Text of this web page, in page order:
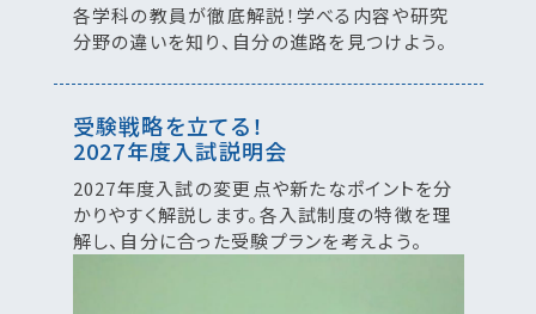
各学科の教員が徹底解説！学べる内容や研究
分野の違いを知り、自分の進路を見つけよう。
受験戦略を立てる！
2027年度入試説明会
2027年度入試の変更点や新たなポイントを分
かりやすく解説します。各入試制度の特徴を理
解し、自分に合った受験プランを考えよう。